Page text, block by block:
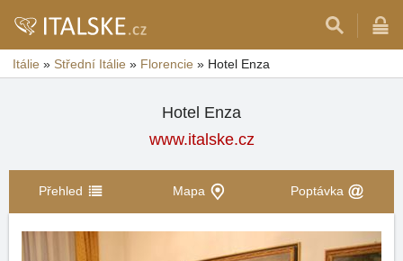
Itálie » Střední Itálie » Florencie » Hotel Enza
Hotel Enza
www.italske.cz
Přehled Mapa Poptávka